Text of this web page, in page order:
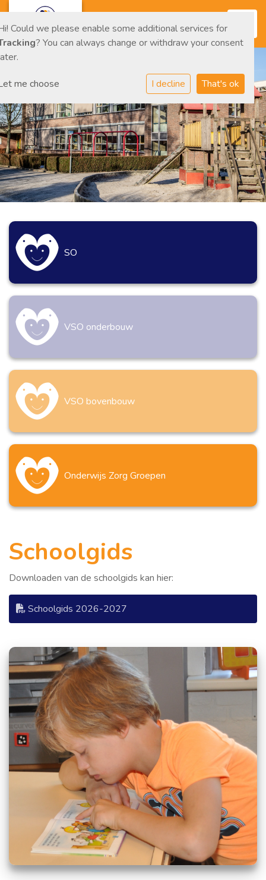
SO
VSO onderbouw
VSO bovenbouw
Onderwijs Zorg Groepen
Schoolgids
Downloaden van de schoolgids kan hier:
Schoolgids 2026-2027
Could we please enable some additional services for
? You can always change or withdraw your consent
me choose I decline That's ok